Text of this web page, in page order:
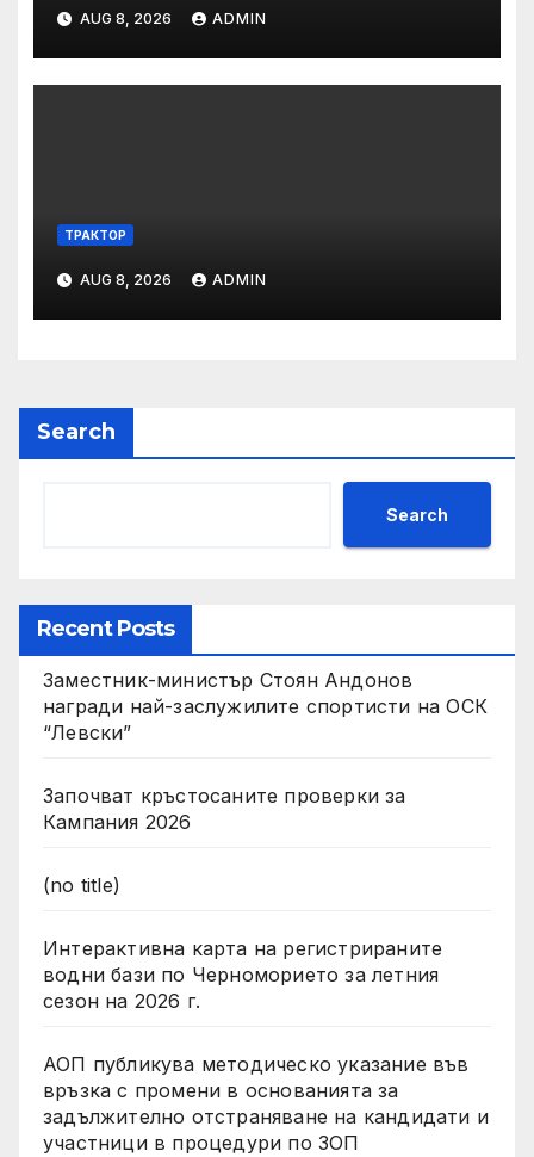
AUG 8, 2026 ADMIN
ТРАКТОР
AUG 8, 2026 ADMIN
Search
Search
Recent Posts
Заместник-министър Стоян Андонов
награди най-заслужилите спортисти на ОСК
“Левски”
Започват кръстосаните проверки за
Кампания 2026
(no title)
Интерактивна карта на регистрираните
водни бази по Черноморието за летния
сезон на 2026 г.
АОП публикува методическо указание във
връзка с промени в основанията за
задължително отстраняване на кандидати и
участници в процедури по ЗОП